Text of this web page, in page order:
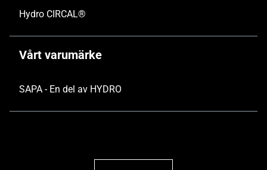
Hydro CIRCAL®
Vårt varumärke
SAPA - En del av HYDRO